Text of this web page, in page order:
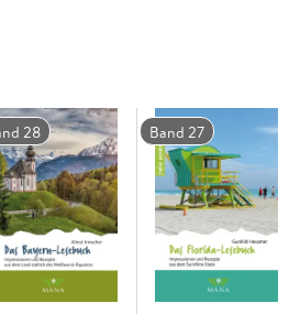
ihre Reiseerlebnisse geschickt
aus der Vergangenheit und
Facetten, die den Osten
Beeindruckende Bilder und
zum Nachkochen machen
einem unvergleichlichen
garantiert Fernweh aufkommen.
28 Band 27